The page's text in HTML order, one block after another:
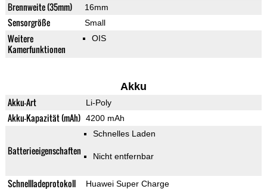
Brennweite (35mm) 16mm
Sensorgröße Small
Weitere
Kamerfunktionen
OIS
Akku
Akku-Art Li-Poly
Akku-Kapazität (mAh) 4200 mAh
Batterieeigenschaften
Schnelles Laden
Nicht entfernbar
Schnellladeprotokoll Huawei Super Charge